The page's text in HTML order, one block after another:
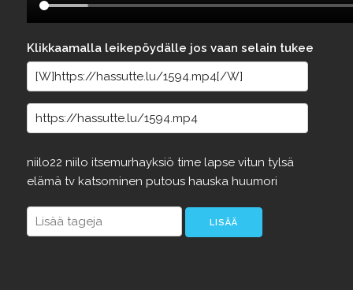
Klikkaamalla leikepöydälle jos vaan selain tukee
niilo22 niilo itsemurhayksiö time lapse vitun tylsä
elämä tv katsominen putous hauska huumori